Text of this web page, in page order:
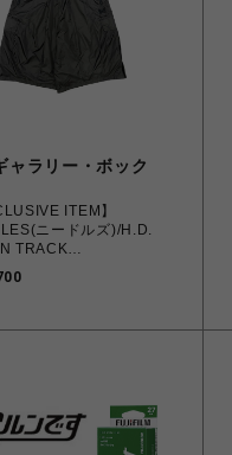
ャラリー・ボック
ITEM】
ニードルズ)/H.D.
TRACK